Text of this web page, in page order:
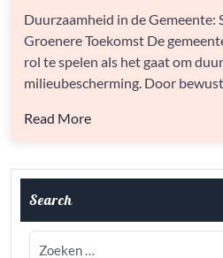
WERKEN
AAN
EEN
GROENERE
TOEKOMST
Duurzaamheid in de Gemeente:
Groenere Toekomst De
rol te spelen als het gaat om
milieubescherming. Door
Read More
Search